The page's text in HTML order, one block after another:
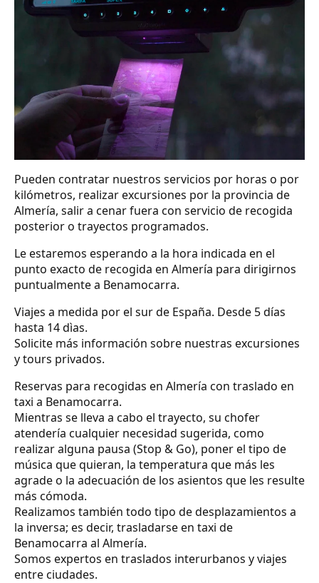
Pueden contratar nuestros servicios por horas o por
kilómetros, realizar excursiones por la provincia de
Almería, salir a cenar fuera con servicio de recogida
posterior o trayectos programados.
Le estaremos esperando a la hora indicada en el
punto exacto de recogida en Almería para dirigirnos
puntualmente a Benamocarra.
Viajes a medida por el sur de España. Desde 5 días
hasta 14 dìas.
Solicite más información sobre nuestras excursiones
y tours privados.
Reservas para recogidas en Almería con traslado en
taxi a Benamocarra.
Mientras se lleva a cabo el trayecto, su chofer
atendería cualquier necesidad sugerida, como
realizar alguna pausa (Stop & Go), poner el tipo de
música que quieran, la temperatura que más les
agrade o la adecuación de los asientos que les resulte
más cómoda.
Realizamos también todo tipo de desplazamientos a
la inversa; es decir, trasladarse en taxi de
Benamocarra al Almería.
Somos expertos en traslados interurbanos y viajes
entre ciudades.